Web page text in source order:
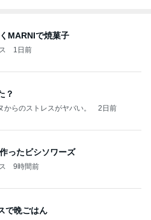
MARNIで焼菓子
1日前
？
からのストレスがヤバい。 2日前
ったビシソワーズ
9時間前
で晩ごはん